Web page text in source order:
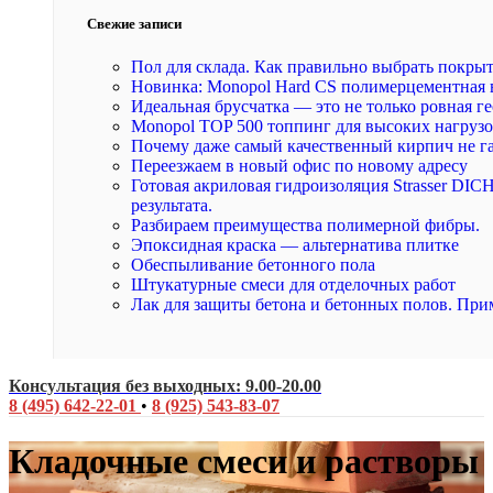
Свежие записи
Пол для склада. Как правильно выбрать
Новинка: Monopol Hard CS полимерцементная
Идеальная брусчатка — это не только ровная
Monopol TOP 500 топпинг для высоких
Почему даже самый качественный кирпич не
Переезжаем в новый офис по новому адресу
Готовая акриловая гидроизоляция Strasser
результата.
Разбираем преимущества полимерной фибры.
Эпоксидная краска — альтернатива плитке
Обеспыливание бетонного пола
Штукатурные смеси для отделочных работ
Лак для защиты бетона и бетонных полов.
Консультация без выходных: 9.00-20.00
8 (495) 642-22-01 • 8 (925) 543-83-07
Кладочные смеси и растворы